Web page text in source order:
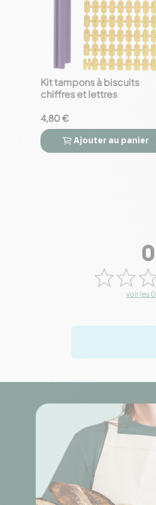
favorite_border
Kit tampons à biscuits
chiffres et lettres
4,80 €
 
Ajouter au panier
0
voir les